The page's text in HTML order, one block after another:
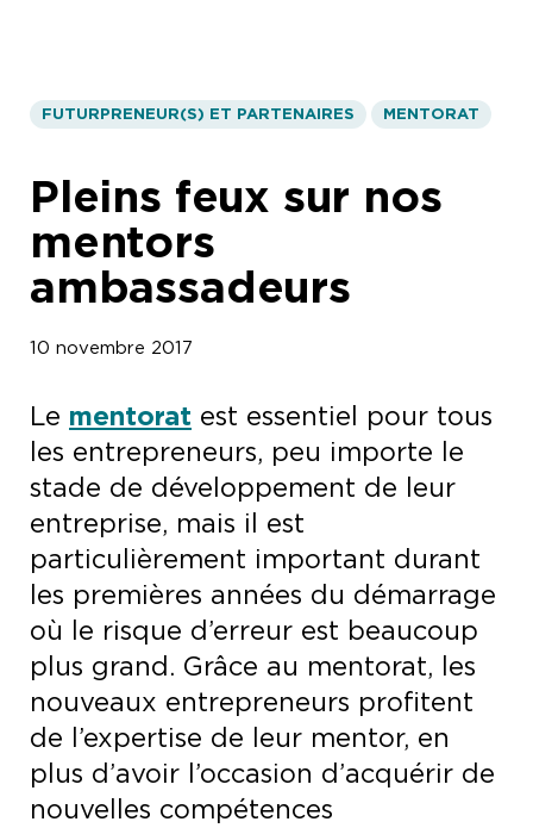
FUTURPRENEUR(S) ET PARTENAIRES MENTORAT
Pleins feux sur nos
mentors
ambassadeurs
10 novembre 2017
Le mentorat est essentiel pour tous
les entrepreneurs, peu importe le
stade de développement de leur
entreprise, mais il est
particulièrement important durant
les premières années du démarrage
où le risque d’erreur est beaucoup
plus grand. Grâce au mentorat, les
nouveaux entrepreneurs profitent
de l’expertise de leur mentor, en
plus d’avoir l’occasion d’acquérir de
nouvelles compétences